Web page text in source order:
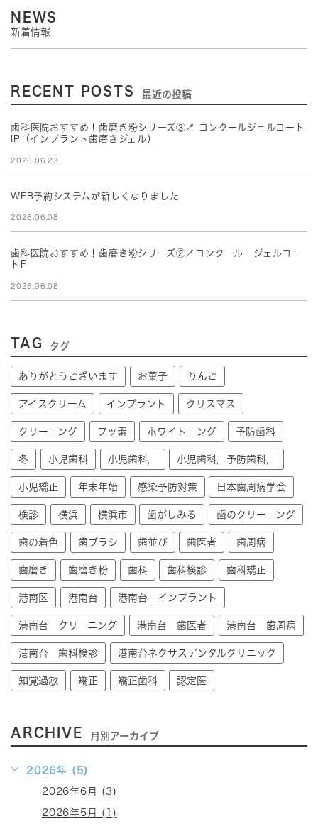
NEWS
新着情報
RECENT POSTS 最近の投稿
歯科医院おすすめ！歯磨き粉シリーズ③🪥 コンクールジェルコート
IP（インプラント歯磨きジェル）
2026.06.23
WEB予約システムが新しくなりました
2026.06.08
歯科医院おすすめ！歯磨き粉シリーズ②🪥コンクール ジェルコー
トF
2026.06.08
TAG タグ
ありがとうございます お菓子 りんご
アイスクリーム インプラント クリスマス
クリーニング フッ素 ホワイトニング 予防歯科
冬 小児歯科 小児歯科， 小児歯科，予防歯科，
小児矯正 年末年始 感染予防対策 日本歯周病学会
検診 横浜 横浜市 歯がしみる 歯のクリーニング
歯の着色 歯ブラシ 歯並び 歯医者 歯周病
歯磨き 歯磨き粉 歯科 歯科検診 歯科矯正
港南区 港南台 港南台 インプラント
港南台 クリーニング 港南台 歯医者 港南台 歯周病
港南台 歯科検診 港南台ネクサスデンタルクリニック
知覚過敏 矯正 矯正歯科 認定医
ARCHIVE 月別アーカイブ
2026年 (5)
2026年6月 (3)
2026年5月 (1)